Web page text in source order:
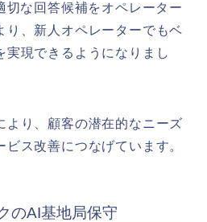
切な回答候補をオペレーター
り、新人オペレーターでもベ
実現できるようになりまし
より、顧客の潜在的なニーズ
ス改善につなげています。
のAI基地局保守